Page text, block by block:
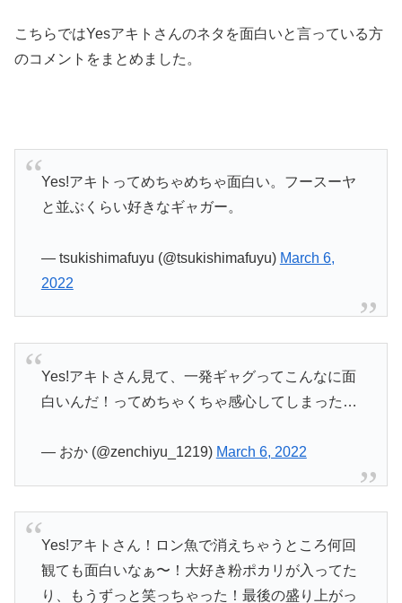
こちらではYesアキトさんのネタを面白いと言っている方
のコメントをまとめました。
Yes!アキトってめちゃめちゃ面白い。フースーヤ
と並ぶくらい好きなギャガー。
— tsukishimafuyu (@tsukishimafuyu) March 6,
2022
Yes!アキトさん見て、一発ギャグってこんなに面
白いんだ！ってめちゃくちゃ感心してしまった…
— おか (@zenchiyu_1219) March 6, 2022
Yes!アキトさん！ロン魚で消えちゃうところ何回
観ても面白いなぁ〜！大好き粉ポカリが入ってた
り、もうずっと笑っちゃった！最後の盛り上がっ